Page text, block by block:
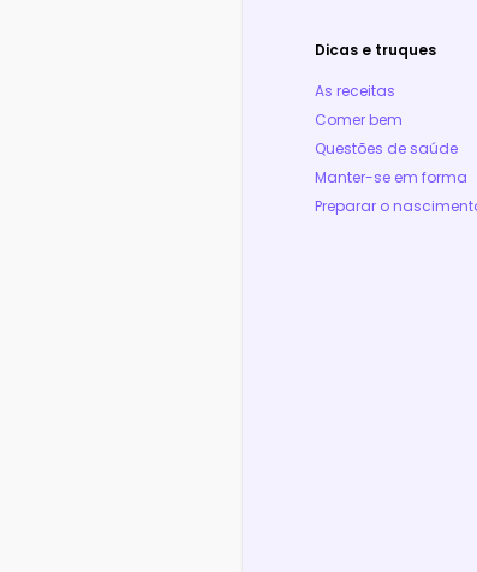
Dicas e truques
As receitas
Comer bem
Questões de saúde
Manter-se em forma
Preparar o